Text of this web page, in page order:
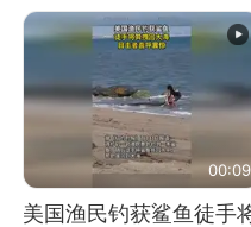
00:09
美国渔民钓获鲨鱼徒手